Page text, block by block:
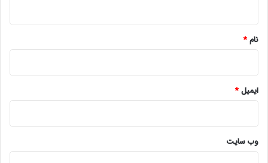
نام*
ایمیل*
وب‌ سایت